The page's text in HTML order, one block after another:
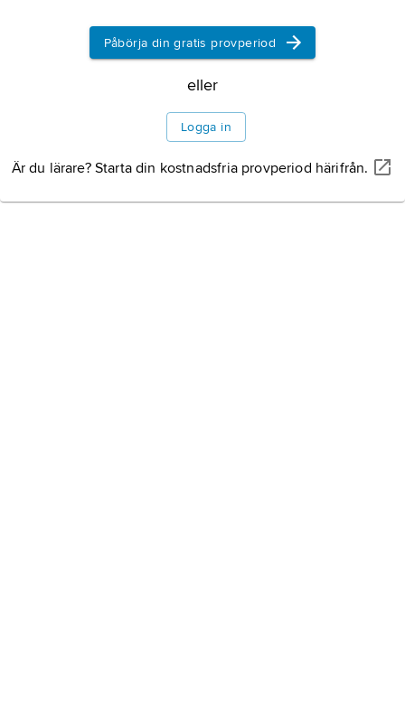
Skelett
Hjärta
Sinnesorgan
Fortplantning
Påbörja din gratis provperiod
eller
Logga in
Är du lärare? Starta din kostnadsfria provperiod härifrån.